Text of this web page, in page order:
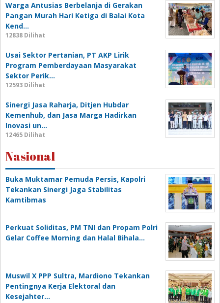
Warga Antusias Berbelanja di Gerakan
Pangan Murah Hari Ketiga di Balai Kota
Kend…
12838 Dilihat
Usai Sektor Pertanian, PT AKP Lirik
Program Pemberdayaan Masyarakat
Sektor Perik…
12593 Dilihat
Sinergi Jasa Raharja, Ditjen Hubdar
Kemenhub, dan Jasa Marga Hadirkan
Inovasi un…
12465 Dilihat
Nasional
Buka Muktamar Pemuda Persis, Kapolri
Tekankan Sinergi Jaga Stabilitas
Kamtibmas
Perkuat Soliditas, PM TNI dan Propam Polri
Gelar Coffee Morning dan Halal Bihala…
Muswil X PPP Sultra, Mardiono Tekankan
Pentingnya Kerja Elektoral dan
Kesejahter…